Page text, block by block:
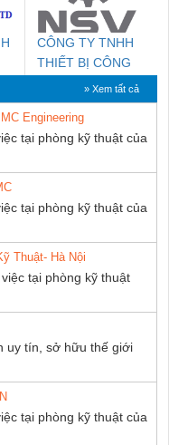
CÔNG TY TNHH
THIẾT BỊ CÔNG
NGHIỆP NIHON
SETSUBI VIỆT
NAM
» Xem tất cả
Engineering
tại phòng kỹ thuật của
tại phòng kỹ thuật của
Thuật- Hà Nội
tại phòng kỹ thuật
uy tín, sở hữu thế giới
tại phòng kỹ thuật của